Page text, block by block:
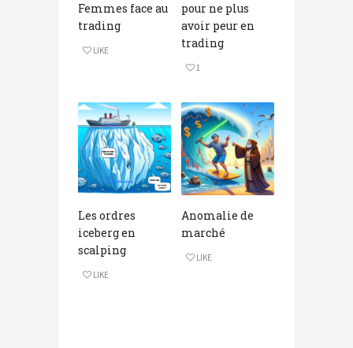
Femmes face au
trading
LIKE
pour ne plus
avoir peur en
trading
1
Les ordres
iceberg en
scalping
LIKE
Anomalie de
marché
LIKE